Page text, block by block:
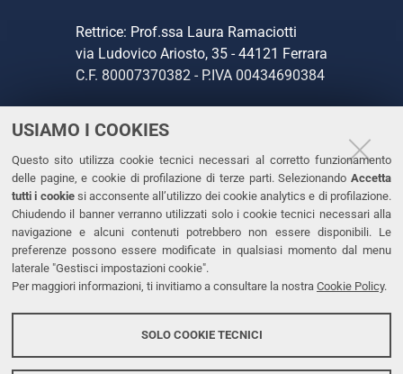
USIAMO I COOKIES
Questo sito utilizza cookie tecnici necessari al corretto funzionamento
delle pagine, e cookie di profilazione di terze parti. Selezionando Accetta
tutti i cookiesi acconsente all’utilizzo dei cookie analytics e di profilazione.
Chiudendo il banner verranno utilizzati solo i cookie tecnici necessari alla
navigazione e alcuni contenuti potrebbero non essere disponibili. Le
preferenze possono essere modificate in qualsiasi momento dal menu
laterale "Gestisci impostazioni cookie".
Per maggiori informazioni, ti invitiamo a consultare la nostra Cookie Policy.
SOLO COOKIE TECNICI
Rettrice: Prof.ssa Laura Ramaciotti
via Ludovico Ariosto, 35 - 44121 Ferrara
C.F. 80007370382 - P.IVA 00434690384
CONTATTI
Tel. +39 0532 293111
Fax. +39 0532 293031
PEC
LINKS
Dichiarazione di accessibilità
Protezione dati personali